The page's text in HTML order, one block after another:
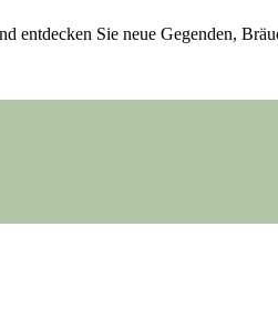
entdecken Sie neue Gegenden,